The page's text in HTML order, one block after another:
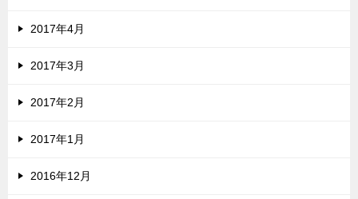
2017年4月
2017年3月
2017年2月
2017年1月
2016年12月